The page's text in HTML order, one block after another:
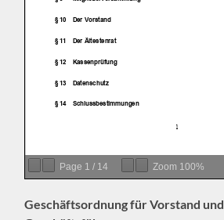
Page 1 / 14 Zoom 100%
Geschäftsordnung für Vorstand und